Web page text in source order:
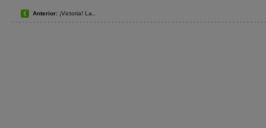
Anterior: ¡Victoria! La..